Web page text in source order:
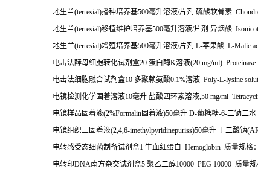
地生兰(terresial)播种培养基500毫升溶液/片剂 硫酸软骨素
地生兰(terresial)移植维护培养基500毫升溶液/片剂 异烟酸
地生兰(terresial)增殖培养基500毫升溶液/片剂 L-苹果酸 L-Malic
电击法酵母细胞转化试剂盒20 蛋白酶K溶液(20 mg/ml)
电击法细胞融合试剂盒10 多聚赖氨酸0.1%溶液 Poly-L-lysine
电镜检测化学固着溶液10毫升 盐酸四环素溶液 ,50 mg/ml
电镜样品固着液(2%Formalin固着液)50毫升 D-葡糖糖-6-二钠二水
电镜组织三固着液(2,4,6-imethylpyridinepuriss)50毫升 丁二酸钠
电转感受态细菌制备试剂盒1 牛血红蛋白 Hemoglobin 质量规格：
电转印DNA南方杂交试剂盒5 聚乙二醇10000 PEG 10000 质量